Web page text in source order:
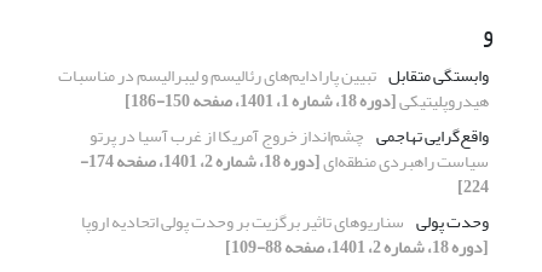
و
وابستگی متقابل تبیین پارادایم‌های‌‌‌ رئالیسم و لیبرالیسم در مناسبات
هیدروپلیتیکی[دوره 18، شماره 1، 1401، صفحه 150-186]
واقع‌گرایی تهاجمی چشم‌انداز خروج آمریکا از غرب آسیا در پرتو
سیاست راهبردی منطقه‌ای [دوره 18، شماره 2، 1401، صفحه 174-
224]
وحدت پولی سناریوهای تاثیر برگزیت بر وحدت پولی اتحادیه اروپا
[دوره 18، شماره 2، 1401، صفحه 88-109]